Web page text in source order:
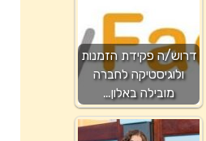
דרוש/ה פקידת הזמנות
ולוגיסטיקה לחברה
מובילה באלון…